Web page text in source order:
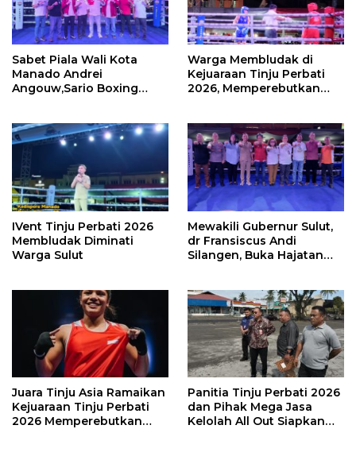
Sabet Piala Wali Kota
Manado Andrei
Angouw,Sario Boxing
Warga Membludak di
Kejuaraan Tinju Perbati
2026, Memperebutkan
IVent Tinju Perbati 2026
Membludak Diminati
Warga Sulut
Mewakili Gubernur Sulut,
dr Fransiscus Andi
Silangen, Buka Hajatan
Wali Kota Manado
Juara Tinju Asia Ramaikan
Kejuaraan Tinju Perbati
2026 Memperebutkan
Panitia Tinju Perbati 2026
dan Pihak Mega Jasa
Kelolah All Out Siapkan